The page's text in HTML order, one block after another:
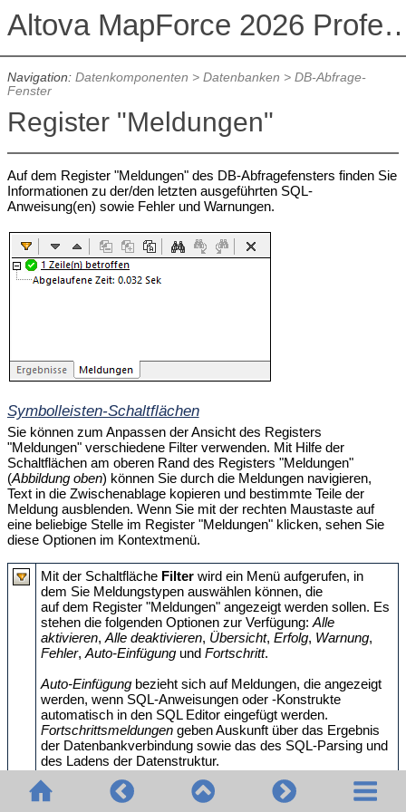
Altova MapForce
Navigation: Datenkomponenten > Datenbanken > DB-Abfrage-
Fenster
Register "Meldungen"
Auf dem Register "Meldungen" des DB-Abfragefensters finden Sie
Informationen zu der/den letzten ausgeführten SQL-
Anweisung(en) sowie Fehler und Warnungen.
Symbolleisten-Schaltflächen
Sie können zum Anpassen der Ansicht des Registers
"Meldungen" verschiedene Filter verwenden. Mit Hilfe der
Schaltflächen am oberen Rand des Registers "Meldungen"
(Abbildung oben) können Sie durch die Meldungen navigieren,
Text in die Zwischenablage kopieren und bestimmte Teile der
Meldung ausblenden. Wenn Sie mit der rechten Maustaste auf
eine beliebige Stelle im Register "Meldungen" klicken, sehen Sie
diese Optionen im Kontextmenü.
Mit der Schaltfläche Filter wird ein Menü aufgerufen, in
dem Sie Meldungstypen auswählen können, die
auf dem Register "Meldungen" angezeigt werden sollen. Es
stehen die folgenden Optionen zur Verfügung:Alle
aktivieren,Alle deaktivieren, Übersicht,Erfolg, Warnung,
Fehler,Auto-Einfügung undFortschritt.
Auto-Einfügung bezieht sich auf Meldungen, die angezeigt
werden, wenn SQL-Anweisungen oder -Konstrukte
automatisch in den SQL Editor eingefügt werden.
Fortschrittsmeldungen geben Auskunft über das Ergebnis
der Datenbankverbindung sowie das des SQL-Parsing und
des Ladens der Datenstruktur.
Mit der Schaltfläche
Nächstespringen Sie zur nächsten
Meldung und markieren sie.